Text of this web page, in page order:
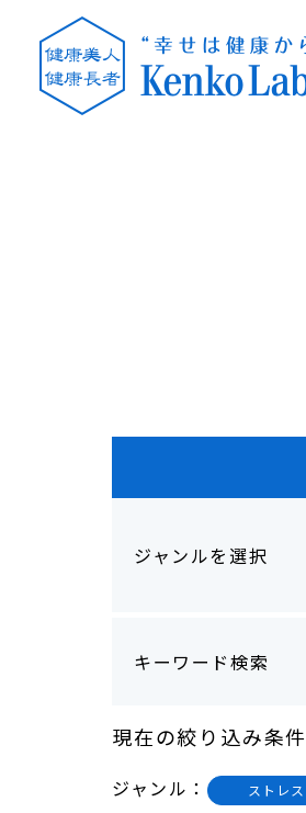
ジャンルを選択
キーワード検索
現在の絞り込み条件
ジャンル ストレス